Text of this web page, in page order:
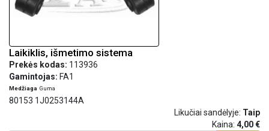
Laikiklis, išmetimo sistema
Prekės kodas: 113936
Gamintojas: FA1
Medžiaga Guma
80153 1J0253144A
Likučiai sandėlyje: Taip
Kaina: 4,00 €